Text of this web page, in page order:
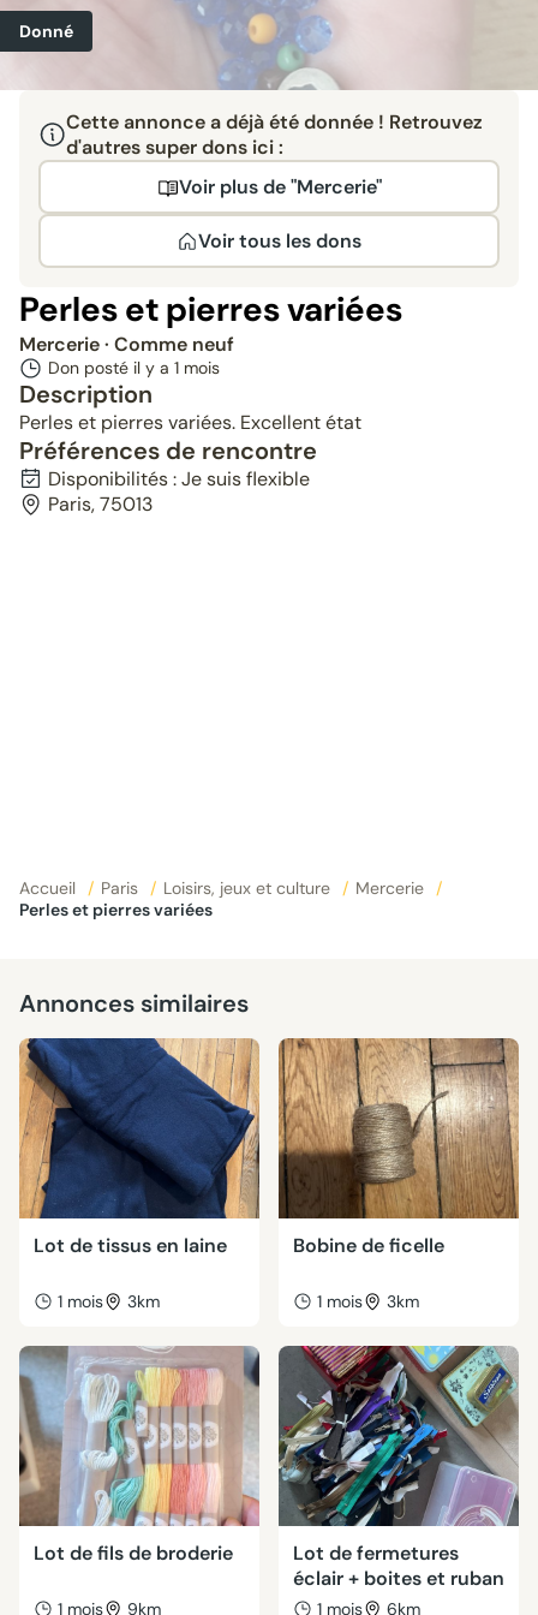
Donné
Cette annonce a déjà été donnée ! Retrouvez
d'autres super dons ici :
Voir plus de "Mercerie"
Voir tous les dons
Perles et pierres variées
Mercerie· Comme neuf
Don posté il y a 1 mois
Description
Perles et pierres variées. Excellent état
Préférences de rencontre
Disponibilités : Je suis flexible
Paris, 75013
Accueil / Paris / Loisirs, jeux et culture / Mercerie
/
Perles et pierres variées
Annonces similaires
Lot de tissus en laine
1 mois 3km
Bobine de ficelle
1 mois 3km
Lot de fils de broderie
1 mois 9km
Lot de fermetures
éclair + boites et ruban
1 mois 6km